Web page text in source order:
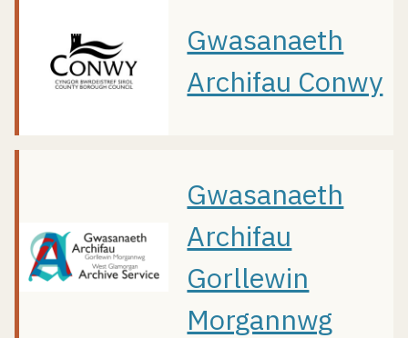
Gwasanaeth
Archifau Conwy
Gwasanaeth
Archifau
Gorllewin
Morgannwg